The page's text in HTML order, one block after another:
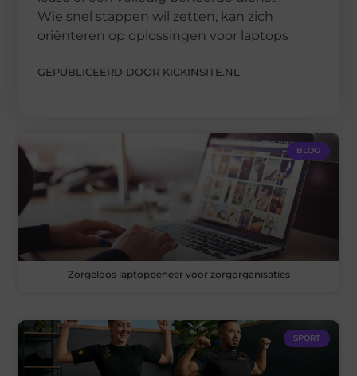
Wie snel stappen wil zetten, kan zich
oriënteren op oplossingen voor laptops
GEPUBLICEERD DOOR KICKINSITE.NL
BLOG
Zorgeloos laptopbeheer voor zorgorganisaties
SPORT